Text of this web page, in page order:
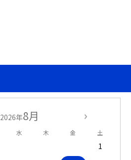
2026年8月
水 木 金 土
1